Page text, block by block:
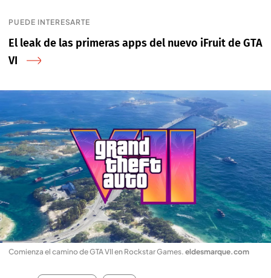
PUEDE INTERESARTE
El leak de las primeras apps del nuevo iFruit de GTA
VI
Comienza el camino de GTA VII en Rockstar Games. eldesmarque.com